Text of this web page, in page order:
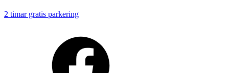
2 timar gratis parkering